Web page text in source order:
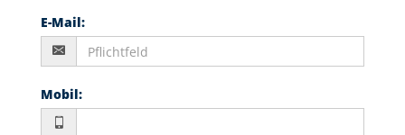
E-Mail:
Mobil: